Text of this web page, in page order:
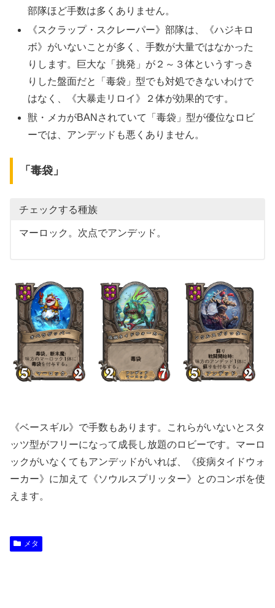
部隊ほど手数は多くありません。
《スクラップ・スクレーパー》部隊は、《ハジキロ
ボ》がいないことが多く、手数が大量ではなかった
りします。巨大な「挑発」が２～３体というすっき
りした盤面だと「毒袋」型でも対処できないわけで
はなく、《大暴走リロイ》２体が効果的です。
獣・メカがBANされていて「毒袋」型が優位なロビ
ーでは、アンデッドも悪くありません。
「毒袋」
チェックする種族
マーロック。次点でアンデッド。
《ベースギル》で手数もあります。これらがいないとスタ
ッツ型がフリーになって成長し放題のロビーです。マーロ
ックがいなくてもアンデッドがいれば、《疫病タイドウォ
ーカー》に加えて《ソウルスプリッター》とのコンボを使
えます。
メタ